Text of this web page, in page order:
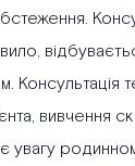
Консультація
вивчення
увагу